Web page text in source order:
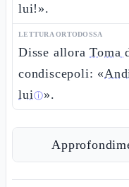
lui!».
LETTURA ORTODOSSA
Disse alloraToma
condiscepoli: «
luiⓘ».